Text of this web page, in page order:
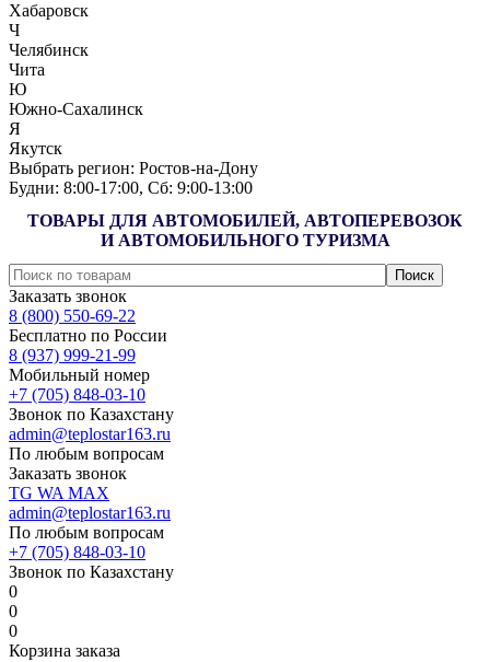
Хабаровск
Ч
Челябинск
Чита
Ю
Южно-Сахалинск
Я
Якутск
Выбрать регион: Ростов-на-Дону
Будни: 8:00‑17:00, Сб: 9:00‑13:00
ТОВАРЫ ДЛЯ АВТОМОБИЛЕЙ, АВТОПЕРЕВОЗОК
И АВТОМОБИЛЬНОГО ТУРИЗМА
Заказать звонок
8 (800) 550-69-22
Бесплатно по России
8 (937) 999-21-99
Мобильный номер
+7 (705) 848-03-10
Звонок по Казахстану
admin@teplostar163.ru
По любым вопросам
Заказать звонок
TG WA MAX
admin@teplostar163.ru
По любым вопросам
+7 (705) 848-03-10
Звонок по Казахстану
0
0
0
Корзина заказа